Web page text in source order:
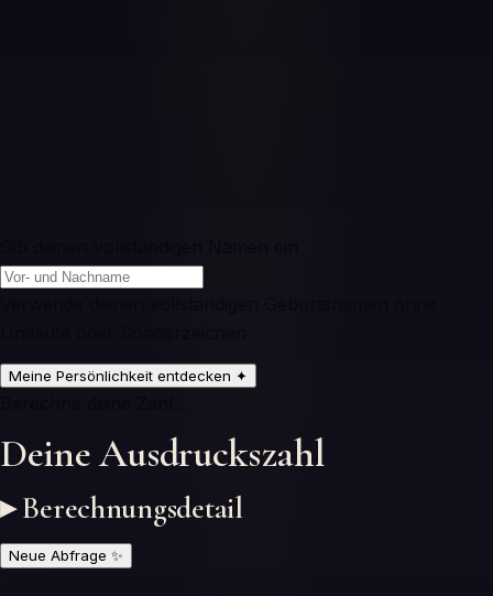
Meine Persönlichkeit entdecken ✦
Deine Ausdruckszahl
▸ Berechnungsdetail
Neue Abfrage ✨